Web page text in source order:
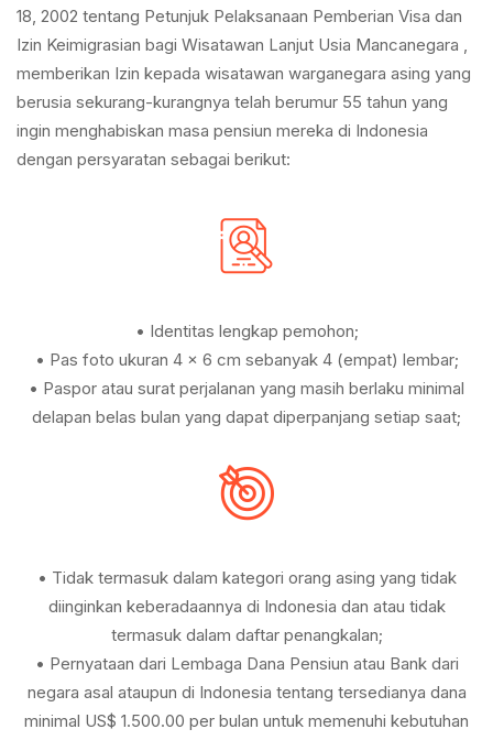
18, 2002 tentang Petunjuk Pelaksanaan Pemberian Visa dan
Izin Keimigrasian bagi Wisatawan Lanjut Usia Mancanegara ,
memberikan Izin kepada wisatawan warganegara asing yang
berusia sekurang-kurangnya telah berumur 55 tahun yang
ingin menghabiskan masa pensiun mereka di Indonesia
dengan persyaratan sebagai berikut:
• Identitas lengkap pemohon;
• Pas foto ukuran 4 x 6 cm sebanyak 4 (empat) lembar;
• Paspor atau surat perjalanan yang masih berlaku minimal
delapan belas bulan yang dapat diperpanjang setiap saat;
• Tidak termasuk dalam kategori orang asing yang tidak
diinginkan keberadaannya di Indonesia dan atau tidak
termasuk dalam daftar penangkalan;
• Pernyataan dari Lembaga Dana Pensiun atau Bank dari
negara asal ataupun di Indonesia tentang tersedianya dana
minimal US$ 1.500.00 per bulan untuk memenuhi kebutuhan